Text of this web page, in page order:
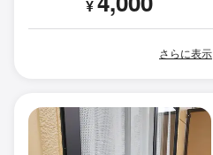
¥
さらに表示